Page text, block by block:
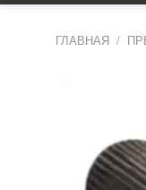
ГЛАВНАЯ /